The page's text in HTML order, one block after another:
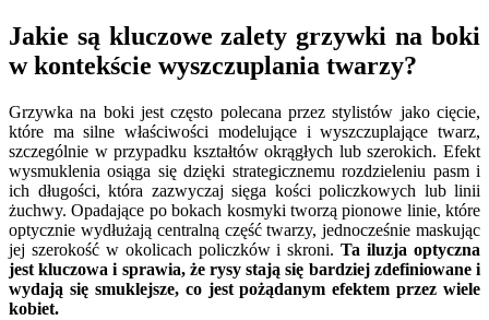
Jakie są kluczowe zalety grzywki na boki
w kontekście wyszczuplania twarzy?
Grzywka na boki jest często polecana przez stylistów jako cięcie,
które ma silne właściwości modelujące i wyszczuplające twarz,
szczególnie w przypadku kształtów okrągłych lub szerokich. Efekt
wysmuklenia osiąga się dzięki strategicznemu rozdzieleniu pasm i
ich długości, która zazwyczaj sięga kości policzkowych lub linii
żuchwy. Opadające po bokach kosmyki tworzą pionowe linie, które
optycznie wydłużają centralną część twarzy, jednocześnie maskując
jej szerokość w okolicach policzków i skroni.Ta iluzja optyczna
jest kluczowa i sprawia, że rysy stają się bardziej zdefiniowane i
wydają się smuklejsze, co jest pożądanym efektem przez wiele
kobiet.